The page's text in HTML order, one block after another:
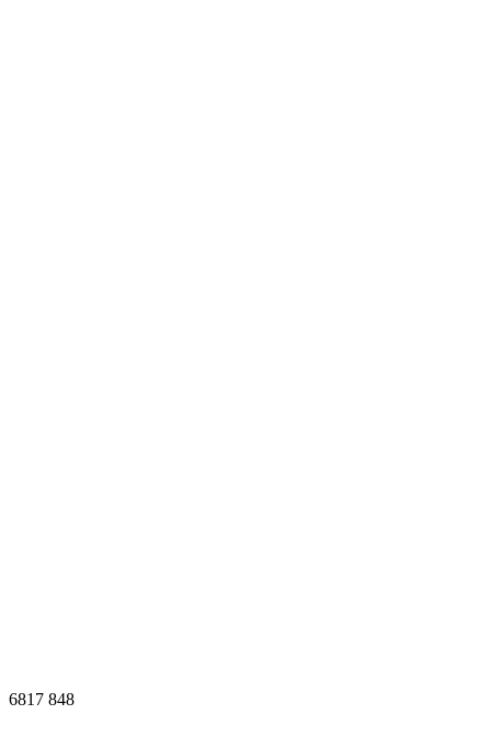
6817 848